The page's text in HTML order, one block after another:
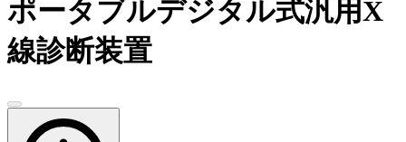
ポータブルデジタル式汎用X
線診断装置